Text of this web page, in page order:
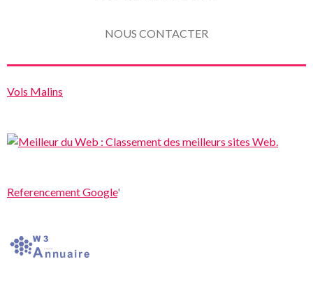
NOUS CONTACTER
Vols Malins
Referencement Google'